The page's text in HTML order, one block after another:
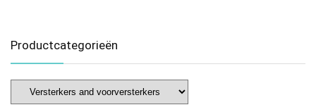
Productcategorieën